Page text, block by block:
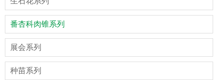
番杏科肉锥系列
展会系列
种苗系列